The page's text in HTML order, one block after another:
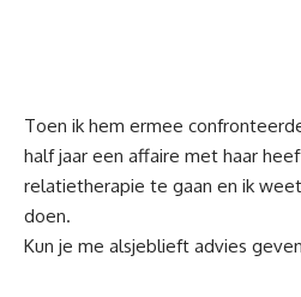
Toen ik hem ermee
half jaar een affaire met haar
relatietherapie te gaan en ik
doen.
Kun je me alsjeblieft advies